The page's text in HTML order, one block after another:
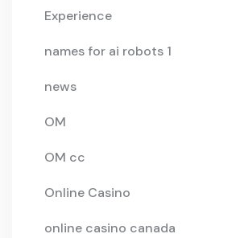
Experience
names for ai robots 1
news
OM
OM cc
Online Casino
online casino canada